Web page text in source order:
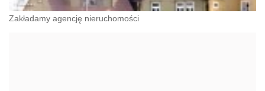
Zakładamy agencję nieruchomości